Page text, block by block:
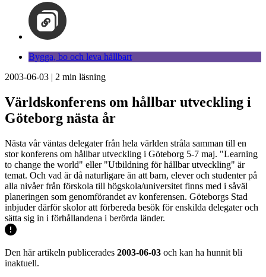
Bygga, bo och leva hållbart
2003-06-03 | 2 min läsning
Världskonferens om hållbar utveckling i
Göteborg nästa år
Nästa vår väntas delegater från hela världen stråla samman till en
stor konferens om hållbar utveckling i Göteborg 5-7 maj. "Learning
to change the world" eller "Utbildning för hållbar utveckling" är
temat. Och vad är då naturligare än att barn, elever och studenter på
alla nivåer från förskola till högskola/universitet finns med i såväl
planeringen som genomförandet av konferensen. Göteborgs Stad
inbjuder därför skolor att förbereda besök för enskilda delegater och
sätta sig in i förhållandena i berörda länder.
Den här artikeln publicerades 2003-06-03 och kan ha hunnit bli
inaktuell.